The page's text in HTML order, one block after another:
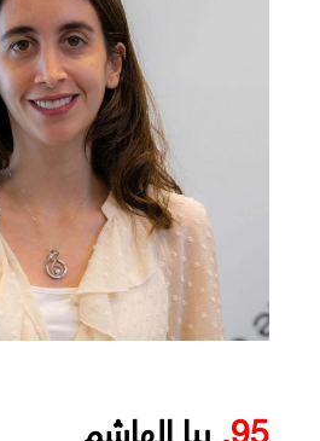
95. بيا الهاشم